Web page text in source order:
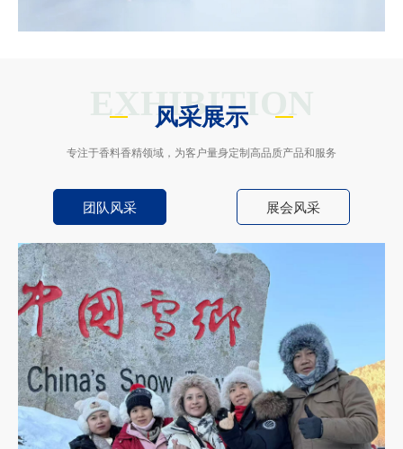
EXHIBITION
风采展示
专注于香料香精领域，为客户量身定制高品质产品和服务
团队风采 展会风采